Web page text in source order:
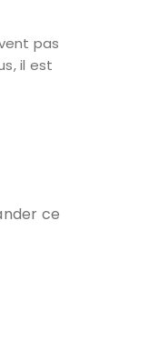
pas
il est
ce